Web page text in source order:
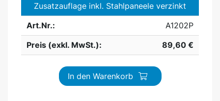
Zusatzauflage inkl. Stahlpaneele verzinkt
Art.Nr.:
A1202P
Preis (exkl. MwSt.):
89,60 €
In den Warenkorb